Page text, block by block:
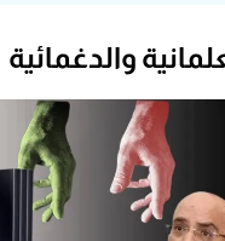
والدغمائية